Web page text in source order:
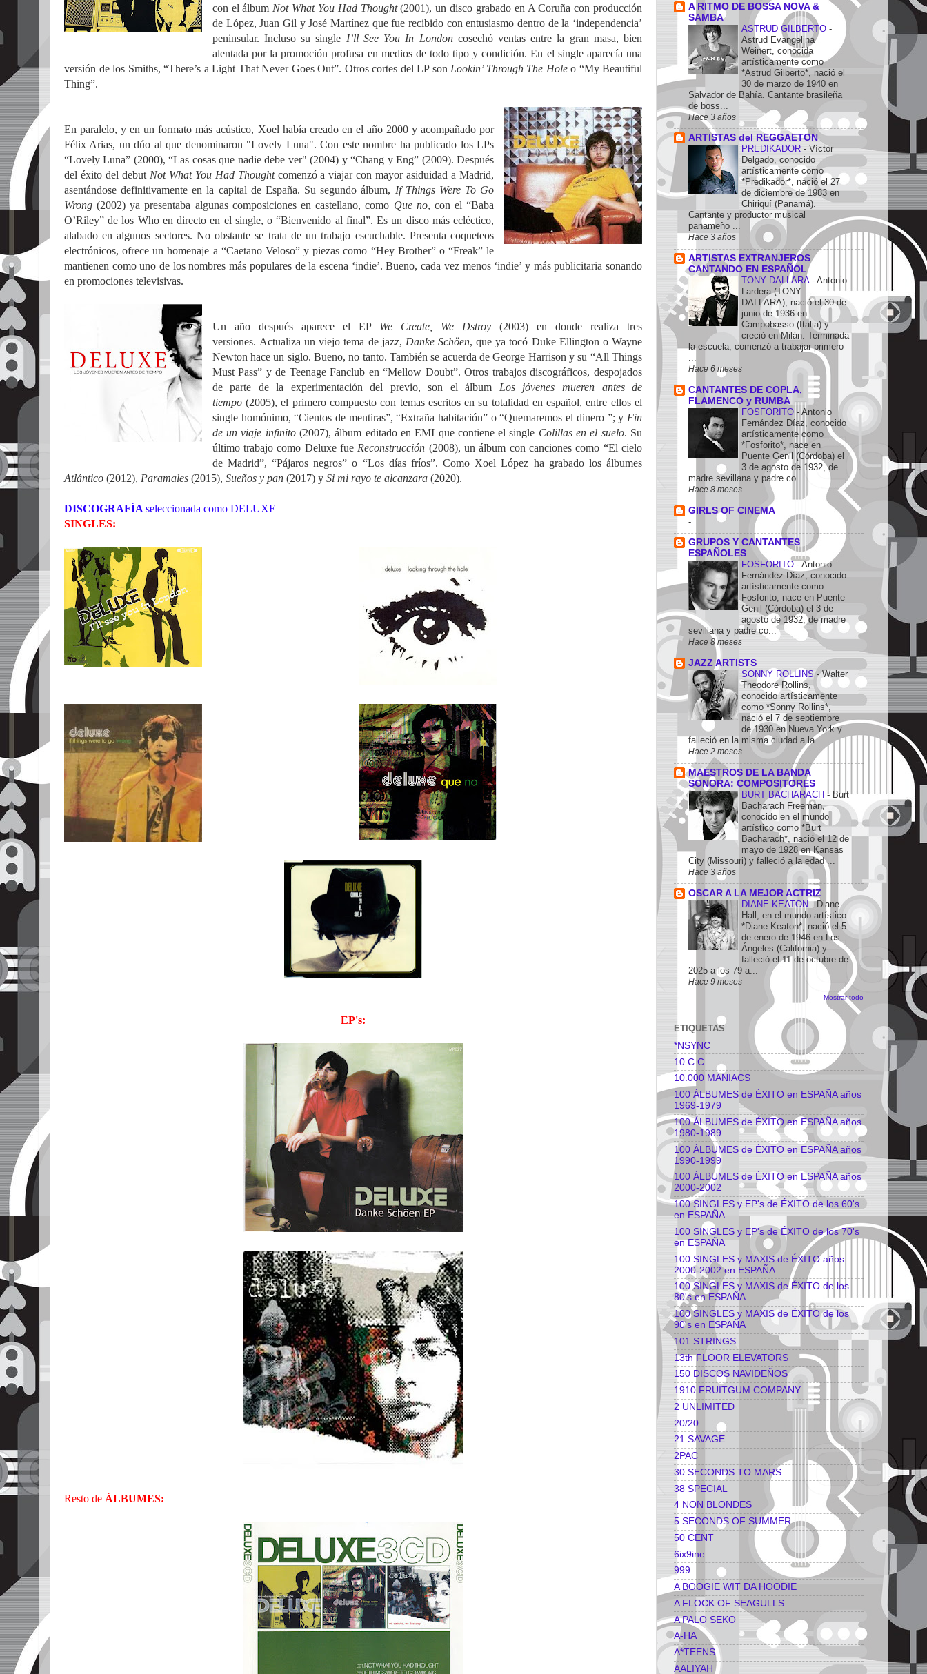
con el álbum Not What You Had Thought(2001), un disco grabado en A Coruña con producción
de López, Juan Gil y José Martínez que fue recibido con entusiasmo dentro de la ‘independencia’
peninsular. Incluso su single I’ll See You In Londoncosechó ventas entre la gran masa, bien
alentada por la promoción profusa en medios de todo tipo y condición.En el single aparecía una
versión de los Smiths, “There’s a Light That Never Goes Out”. Otros cortes del LP son Lookin’ Through The Holeo “My Beautiful
Thing”.
En paralelo, y en un formato más acústico, Xoel había creado en el año 2000 y acompañado por
Félix Arias, un dúo al que denominaron "Lovely Luna". Con este nombre ha publicado los LPs
“Lovely Luna” (2000), “Las cosas que nadie debe ver" (2004) y “Chang y Eng” (2009). Después
del éxito del debut Not What You Had Thought comenzó a viajar con mayor asiduidad a Madrid,
asentándose definitivamente en la capital de España. Su segundo álbum, If Things Were To Go
Wrong (2002) ya presentaba algunas composiciones en castellano, como Que no, con el “Baba
O’Riley” de los Who en directo en el single, o “Bienvenido al final”. Es un disco más ecléctico,
alabado en algunos sectores. No obstante se trata de un trabajo escuchable. Presenta coqueteos
electrónicos, ofrece un homenaje a “Caetano Veloso” y piezas como “Hey Brother” o “Freak” le
mantienen como uno de los nombres más populares de la escena ‘indie’.Bueno, cada vez menos ‘indie’ y más publicitaria sonando
en promociones televisivas.
Un año después aparece el EP We Create, We Dstroy (2003) en donde realiza tres
versiones. Actualiza un viejo tema de jazz, Danke Schöen, que ya tocó Duke Ellington o Wayne
Newton hace un siglo. Bueno, no tanto. También se acuerda de George Harrison y su “All Things
Must Pass” y de Teenage Fanclub en “Mellow Doubt”. Otros trabajos discográficos, despojados
de parte de la experimentación del previo, son el álbum Los jóvenes mueren antes de
tiempo(2005), el primero compuesto con temas escritos en su totalidad en español, entre ellos el
single homónimo, “Cientos de mentiras”, “Extraña habitación” o “Quemaremos el dinero ”; y Fin
de un viaje infinito(2007), álbum editado en EMI que contiene el single Colillas en el suelo. Su
último trabajo como Deluxe fue Reconstrucción (2008), un álbum con canciones como “El cielo
de Madrid”, “Pájaros negros” o “Los días fríos”. Como Xoel López ha grabado los álbumes
Atlántico (2012), Paramales (2015), Sueños y pan (2017) y Si mi rayo te alcanzara (2020).
DISCOGRAFÍA seleccionada como DELUXE
SINGLES:
EP's:
Resto de ÁLBUMES:
A RITMO DE BOSSA NOVA &
SAMBA
ASTRUD GILBERTO -
Astrud Evangelina
Weinert, conocida
artísticamente como
*Astrud Gilberto*, nació el
30 de marzo de 1940 en
Salvador de Bahía. Cantante brasileña
de boss...
Hace 3 años
ARTISTAS del REGGAETON
PREDIKADOR - Víctor
Delgado, conocido
artísticamente como
*Predikador*, nació el 27
de diciembre de 1983 en
Chiriquí (Panamá).
Cantante y productor musical
panameño ...
Hace 3 años
ARTISTAS EXTRANJEROS
CANTANDO EN ESPAÑOL
TONY DALLARA - Antonio
Lardera (TONY
DALLARA), nació el 30 de
junio de 1936 en
Campobasso (Italia) y
creció en Milán. Terminada
la escuela, comenzó a trabajar primero
...
Hace 6 meses
CANTANTES DE COPLA,
FLAMENCO y RUMBA
FOSFORITO - Antonio
Fernández Díaz, conocido
artísticamente como
*Fosforito*, nace en
Puente Genil (Córdoba) el
3 de agosto de 1932, de
madre sevillana y padre co...
Hace 8 meses
GIRLS OF CINEMA
-
GRUPOS Y CANTANTES
ESPAÑOLES
FOSFORITO-Antonio
Fernández Díaz, conocido
artísticamente como
Fosforito, nace en Puente
Genil (Córdoba) el 3 de
agosto de 1932, de madre
sevillana y padre co...
Hace 8 meses
JAZZ ARTISTS
SONNY ROLLINS-Walter
Theodore Rollins,
conocido artísticamente
como *Sonny Rollins*,
nació el 7 de septiembre
de 1930 en Nueva York y
falleció en la misma ciudad a la...
Hace 2 meses
MAESTROS DE LA BANDA
SONORA: COMPOSITORES
BURT BACHARACH - Burt
Bacharach Freeman,
conocido en el mundo
artístico como *Burt
Bacharach*, nació el 12 de
mayo de 1928 en Kansas
City (Missouri) y falleció a la edad ...
Hace 3 años
OSCAR A LA MEJOR ACTRIZ
DIANE KEATON-Diane
Hall, en el mundo artístico
*Diane Keaton*, nació el 5
de enero de 1946 en Los
Ángeles (California) y
falleció el 11 de octubre de
2025 a los 79 a...
Hace 9 meses
Mostrar todo
ETIQUETAS
*NSYNC
10 C.C.
10.000 MANIACS
100 ÁLBUMES de ÉXITO en ESPAÑA años
1969-1979
100 ÁLBUMES de ÉXITO en ESPAÑA años
1980-1989
100 ÁLBUMES de ÉXITO en ESPAÑA años
1990-1999
100 ÁLBUMES de ÉXITO en ESPAÑA años
2000-2002
100 SINGLES y EP's de ÉXITO de los 60's
en ESPAÑA
100 SINGLES y EP's de ÉXITO de los 70's
en ESPAÑA
100 SINGLES y MAXIS de ÉXITO años
2000-2002 en ESPAÑA
100 SINGLES y MAXIS de ÉXITO de los
80's en ESPAÑA
100 SINGLES y MAXIS de ÉXITO de los
90's en ESPAÑA
101 STRINGS
13th FLOOR ELEVATORS
150 DISCOS NAVIDEÑOS
1910 FRUITGUM COMPANY
2 UNLIMITED
20/20
21 SAVAGE
2PAC
30 SECONDS TO MARS
38 SPECIAL
4 NON BLONDES
5 SECONDS OF SUMMER
50 CENT
6ix9ine
999
A BOOGIE WIT DA HOODIE
A FLOCK OF SEAGULLS
A PALO SEKO
A-HA
A*TEENS
AALIYAH